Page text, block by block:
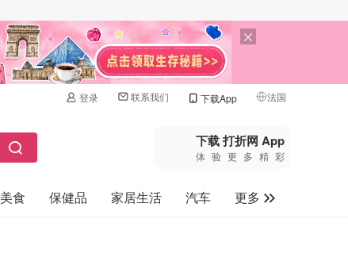
登录 联系我们 下载App 法国
🇺🇸美国
🇨🇳中国
🇨🇦加拿大
下载 打折网 App
体验更多精彩
美食 保健品 家居生活 汽车
更多